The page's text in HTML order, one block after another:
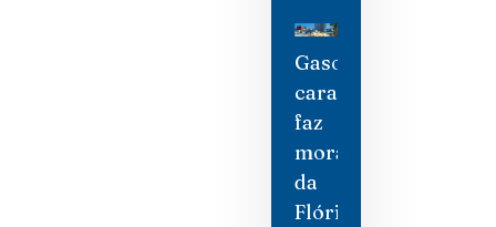
Gasolina
cara
faz
moradores
da
Flórida